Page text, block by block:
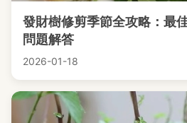
發財樹修剪季節全攻略：最
問題解答
2026-01-18